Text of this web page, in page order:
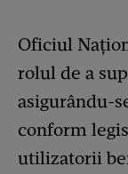
Oficiul
rolul de a
asigurându-
conform
utilizatorii